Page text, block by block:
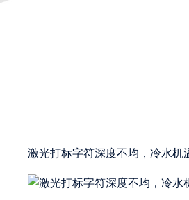
激光打标字符深度不均，冷水